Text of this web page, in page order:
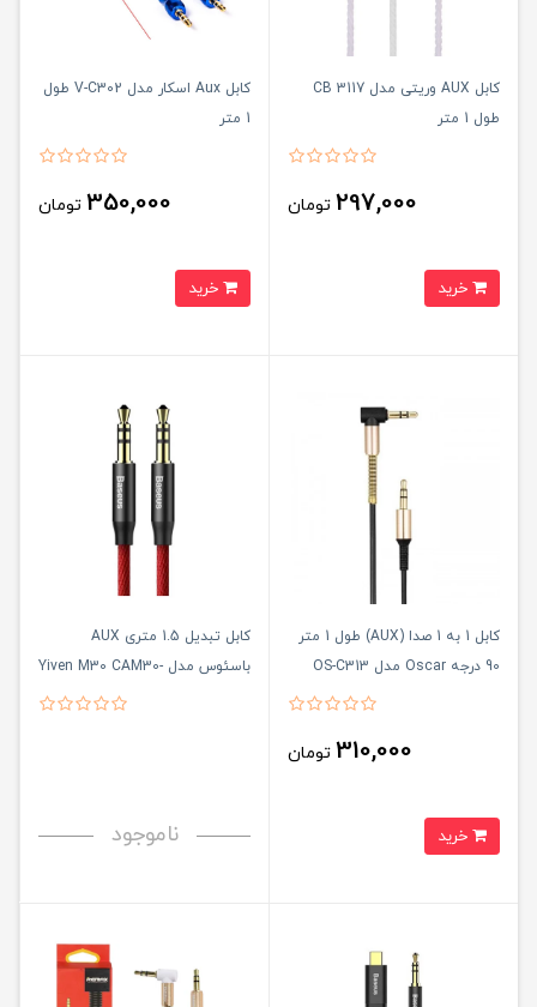
کابل AUX وریتی مدل CB 3117
طول 1 متر
297,000 تومان
کابل Aux اسکار مدل V-C302 طول
1 متر
350,000 تومان
کابل 1 به 1 صدا (AUX) طول 1 متر
90 درجه Oscar مدل OS-C313
310,000 تومان
کابل تبدیل 1.5 متری AUX
باسئوس مدل Yiven M30 CAM30-
ناموجود